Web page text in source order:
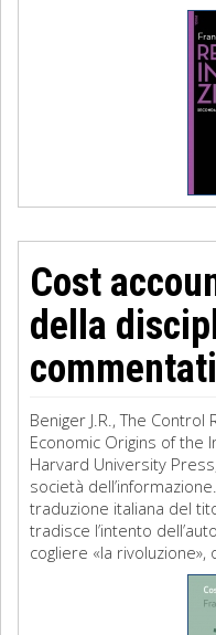
Cost
della
commentati
Beniger J.R., The Control
Economic Origins of the
Harvard University
società
traduzione italiana del
tradisce l’intento
cogliere «la rivoluzione»,